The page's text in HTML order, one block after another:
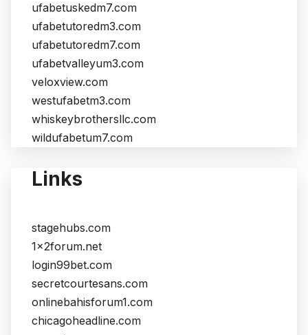
ufabetuskedm7.com
ufabetutoredm3.com
ufabetutoredm7.com
ufabetvalleyum3.com
veloxview.com
westufabetm3.com
whiskeybrothersllc.com
wildufabetum7.com
Links
stagehubs.com
1x2forum.net
login99bet.com
secretcourtesans.com
onlinebahisforum1.com
chicagoheadline.com